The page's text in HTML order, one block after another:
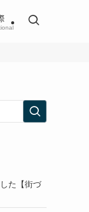
た【街づ